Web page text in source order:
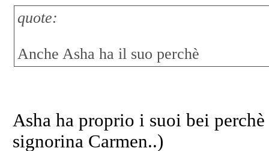
quote:
Anche Asha ha il suo perchè
Asha ha proprio i suoi bei
signorina Carmen..)